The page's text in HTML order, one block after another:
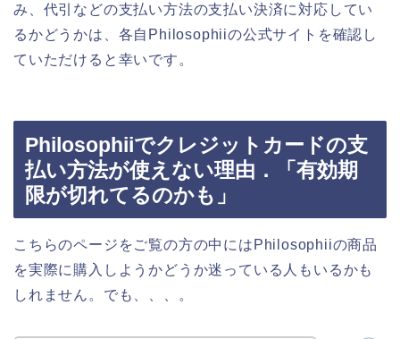
み、代引などの支払い方法の支払い決済に対応してい
るかどうかは、各自Philosophiiの公式サイトを確認し
ていただけると幸いです。
Philosophiiでクレジットカードの支
払い方法が使えない理由．「有効期
限が切れてるのかも」
こちらのページをご覧の方の中にはPhilosophiiの商品
を実際に購入しようかどうか迷っている人もいるかも
しれません。でも、、、。